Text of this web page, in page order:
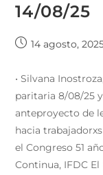
14/08/25
14 agosto,
• Silvana
paritaria 8/08/25
anteproyecto de
hacia
el Congreso 51
Continua, IFDC